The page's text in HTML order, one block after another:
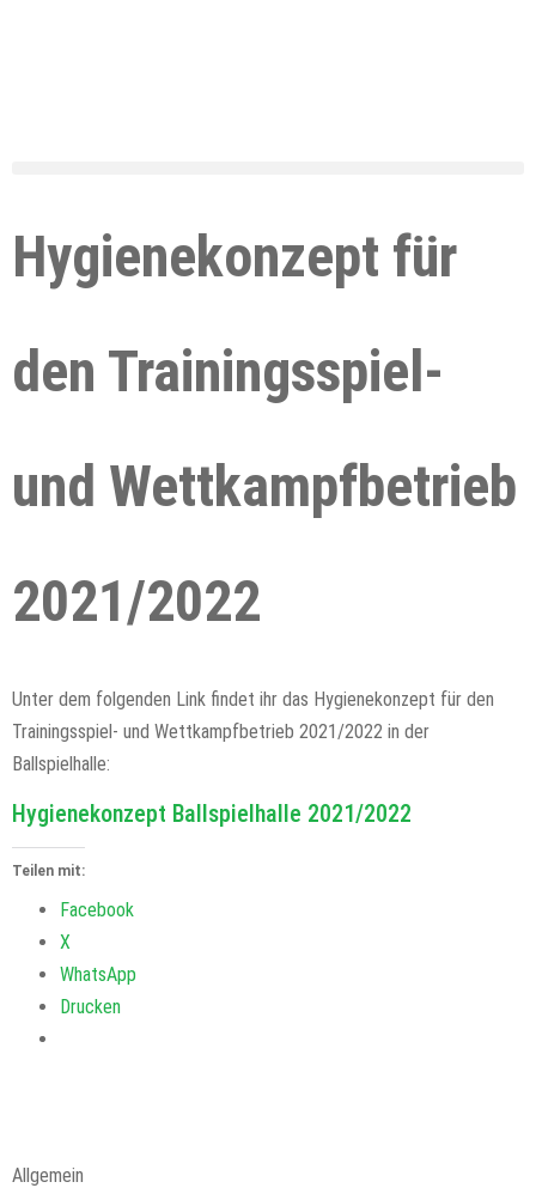
Hygienekonzept für
den Trainingsspiel-
und Wettkampfbetrieb
2021/2022
Unter dem folgenden Link findet ihr das Hygienekonzept für den
Trainingsspiel- und Wettkampfbetrieb 2021/2022 in der
Ballspielhalle:
Hygienekonzept Ballspielhalle 2021/2022
Teilen mit:
Facebook
X
WhatsApp
Drucken
Allgemein